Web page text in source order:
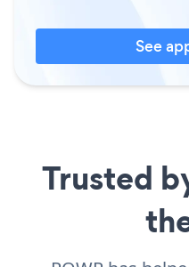
See
Trusted